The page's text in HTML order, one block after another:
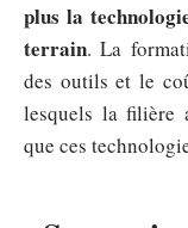
plus la
terrain. La
des outils et le
lesquels la filière
que ces